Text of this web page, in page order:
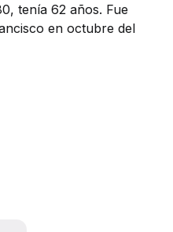
tenía 62 años. Fue
en octubre del